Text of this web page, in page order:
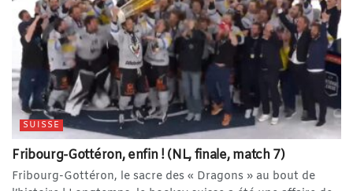
SUISSE
Fribourg-Gottéron, enfin ! (NL, finale, match 7)
Fribourg-Gottéron, le sacre des « Dragons » au bout de